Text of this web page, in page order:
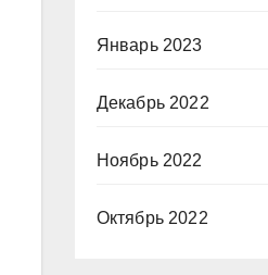
Январь 2023
Декабрь 2022
Ноябрь 2022
Октябрь 2022